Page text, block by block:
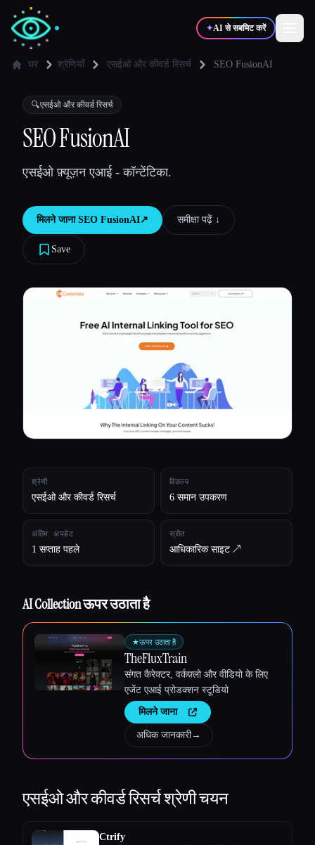
✦AI से सबमिट करें
✍️लेखक
💻
घर श्रेणियाँ एसईओ और कीवर्ड रिसर्च SEO FusionAI
🔍एसईओ और कीवर्ड रिसर्च
SEO FusionAI
एसईओ फ़्यूज़न एआई - कॉन्टेंटिका.
मिलने जाना SEO FusionAI↗︎ समीक्षा पढ़ें ↓︎
Save
श्रेणी
एसईओ और कीवर्ड रिसर्च
विकल्प
6 समान उपकरण
अंतिम अपडेट
1 सप्ताह पहले
स्रोत
आधिकारिक साइट ↗︎
AI Collection ऊपर उठाता है
★ऊपर उठाता है
TheFluxTrain
संगत कैरेक्टर, वर्कफ़्लो और वीडियो के लिए
एजेंट एआई प्रोडक्शन स्टूडियो
मिलने जाना
अधिक जानकारी→
एसईओ और कीवर्ड रिसर्चश्रेणी चयन
Ctrify